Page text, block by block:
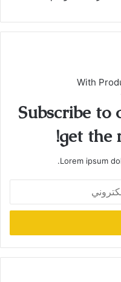
With
Subscribe
get the
Lorem ipsum